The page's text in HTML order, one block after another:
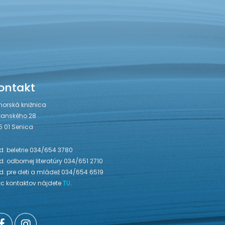
knižnica
28
01 Senica
beletrie 034/654 3780
odbornej literatúry 034/651 2710
pre deti a mládež 034/654 6519
kontaktov nájdeteTU.